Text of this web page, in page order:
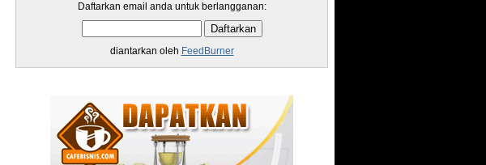
Daftarkan email anda untuk berlangganan:
diantarkan oleh FeedBurner